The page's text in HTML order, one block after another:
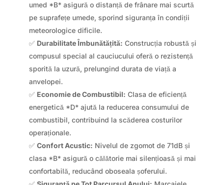
umed *B* asigură o distanță de frânare mai scurtă
pe suprafețe umede, sporind siguranța în condiții
meteorologice dificile.
✅ Durabilitate Îmbunătățită: Construcția robustă și
compusul special al cauciucului oferă o rezistență
sporită la uzură, prelungind durata de viață a
anvelopei.
✅ Economie de Combustibil: Clasa de eficiență
energetică *D* ajută la reducerea consumului de
combustibil, contribuind la scăderea costurilor
operaționale.
✅ Confort Acustic: Nivelul de zgomot de 71dB și
clasa *B* asigură o călătorie mai silențioasă și mai
confortabilă, reducând oboseala șoferului.